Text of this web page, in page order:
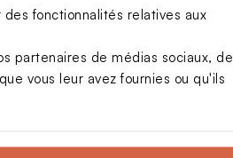
fonctionnalités relatives aux
partenaires de médias sociaux, de
vous leur avez fournies ou qu'ils